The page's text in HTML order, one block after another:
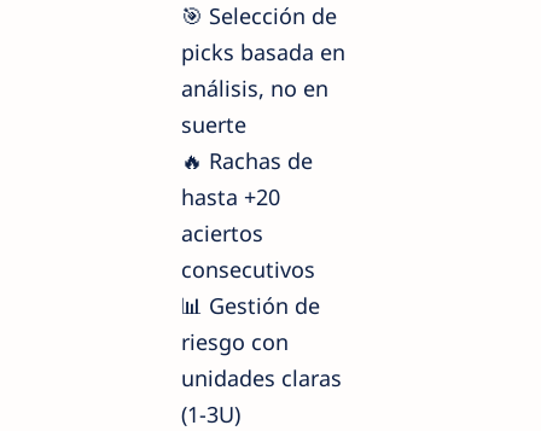
🎯 Selección de
picks basada en
análisis, no en
suerte
🔥 Rachas de
hasta +20
aciertos
consecutivos
📊 Gestión de
riesgo con
unidades claras
(1-3U)